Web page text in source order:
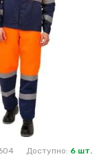
Доступно: 6 шт.